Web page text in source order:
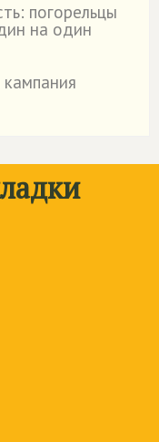
погорельцы
на один